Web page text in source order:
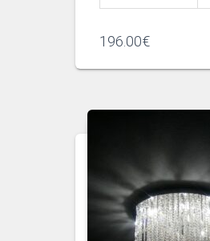
196.00€